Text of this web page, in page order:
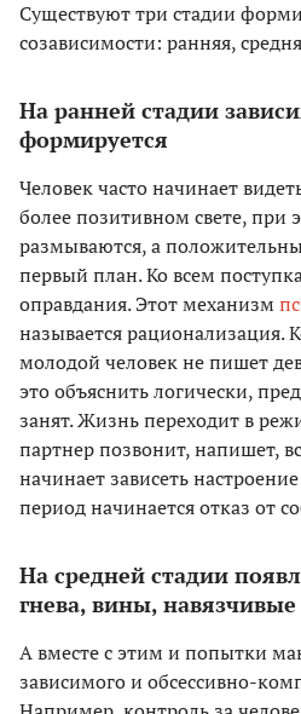
Существуют три стадии
созависимости: ранняя,
На ранней стадии
формируется
Человек часто начинает
более позитивном свете, при
размываются, а
первый план. Ко всем
оправдания. Этот механизм
называется рационализация.
молодой человек не пишет
это объяснить логически,
занят. Жизнь переходит в
партнер позвонит, напишет,
начинает зависеть
период начинается отказ от
На средней стадии
гнева, вины,
А вместе с этим и попытки
зависимого и обсессивно-